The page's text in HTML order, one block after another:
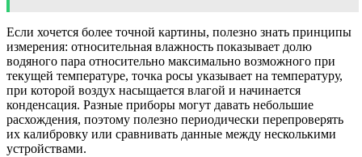
Если хочется более точной картины, полезно знать принципы
измерения: относительная влажность показывает долю
водяного пара относительно максимально возможного при
текущей температуре, точка росы указывает на температуру,
при которой воздух насыщается влагой и начинается
конденсация. Разные приборы могут давать небольшие
расхождения, поэтому полезно периодически перепроверять
их калибровку или сравнивать данные между несколькими
устройствами.